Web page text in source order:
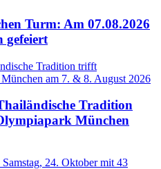
Turm: Am 07.08.2026
gefeiert
Tradition
München